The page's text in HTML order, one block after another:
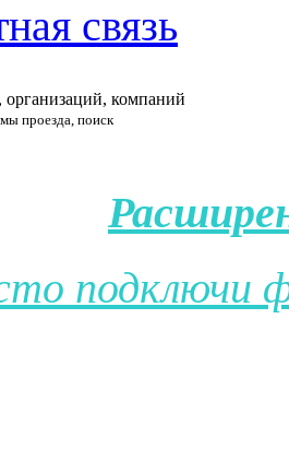
связь
организаций, компаний
проезда, поиск
подключи